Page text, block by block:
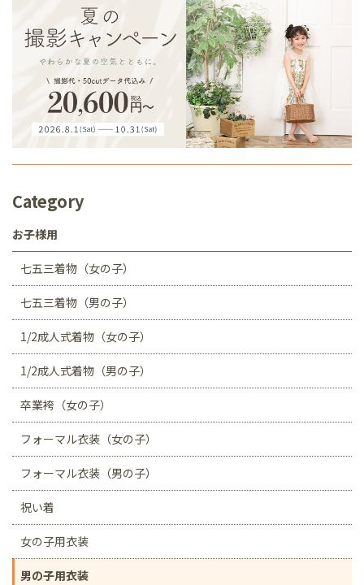
Category
お子様用
七五三着物（女の子）
七五三着物（男の子）
1/2成人式着物（女の子）
1/2成人式着物（男の子）
卒業袴（女の子）
フォーマル衣装（女の子）
フォーマル衣装（男の子）
祝い着
女の子用衣装
男の子用衣装